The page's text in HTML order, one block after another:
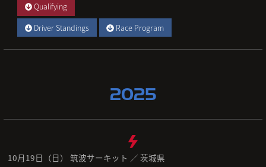
Qualifying
Driver Standings
Race Program
2025
10月19日（日） 筑波サーキット ／ 茨城県